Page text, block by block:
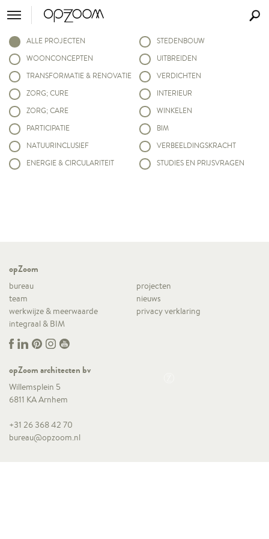
ALLE PROJECTEN
WOONCONCEPTEN
TRANSFORMATIE & RENOVATIE
ZORG; CURE
ZORG; CARE
PARTICIPATIE
NATUURINCLUSIEF
ENERGIE & CIRCULARITEIT
STEDENBOUW
UITBREIDEN
VERDICHTEN
INTERIEUR
WINKELEN
BIM
VERBEELDINGSKRACHT
STUDIES EN PRIJSVRAGEN
opZoom
bureau
projecten
team
nieuws
werkwijze & meerwaarde
privacy verklaring
integraal & BIM
opZoom architecten bv
Willemsplein 5
6811 KA Arnhem
+31 26 368 42 70
bureau@opzoom.nl